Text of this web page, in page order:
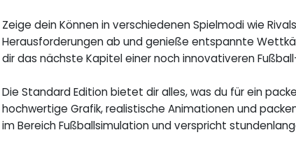
Zeige dein Können in verschiedenen Spielmodi wie
Herausforderungen ab und genieße entspannte
dir das nächste Kapitel einer noch innovativeren
Die Standard Edition bietet dir alles, was du für ein
hochwertige Grafik, realistische Animationen und
im Bereich Fußballsimulation und verspricht